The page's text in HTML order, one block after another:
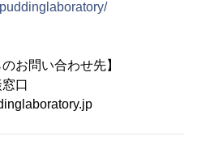
お問い合わせ先】
口